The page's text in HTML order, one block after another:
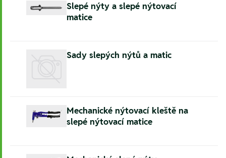
Slepé nýty a slepé nýtovací
matice
Sady slepých nýtů a matic
Mechanické nýtovací kleště na
slepé nýtovací matice